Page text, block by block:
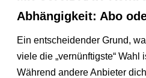
Abhängigkeit: Abo
Ein entscheidender Grund,
viele die „vernünftigste“ Wahl
Während andere Anbieter